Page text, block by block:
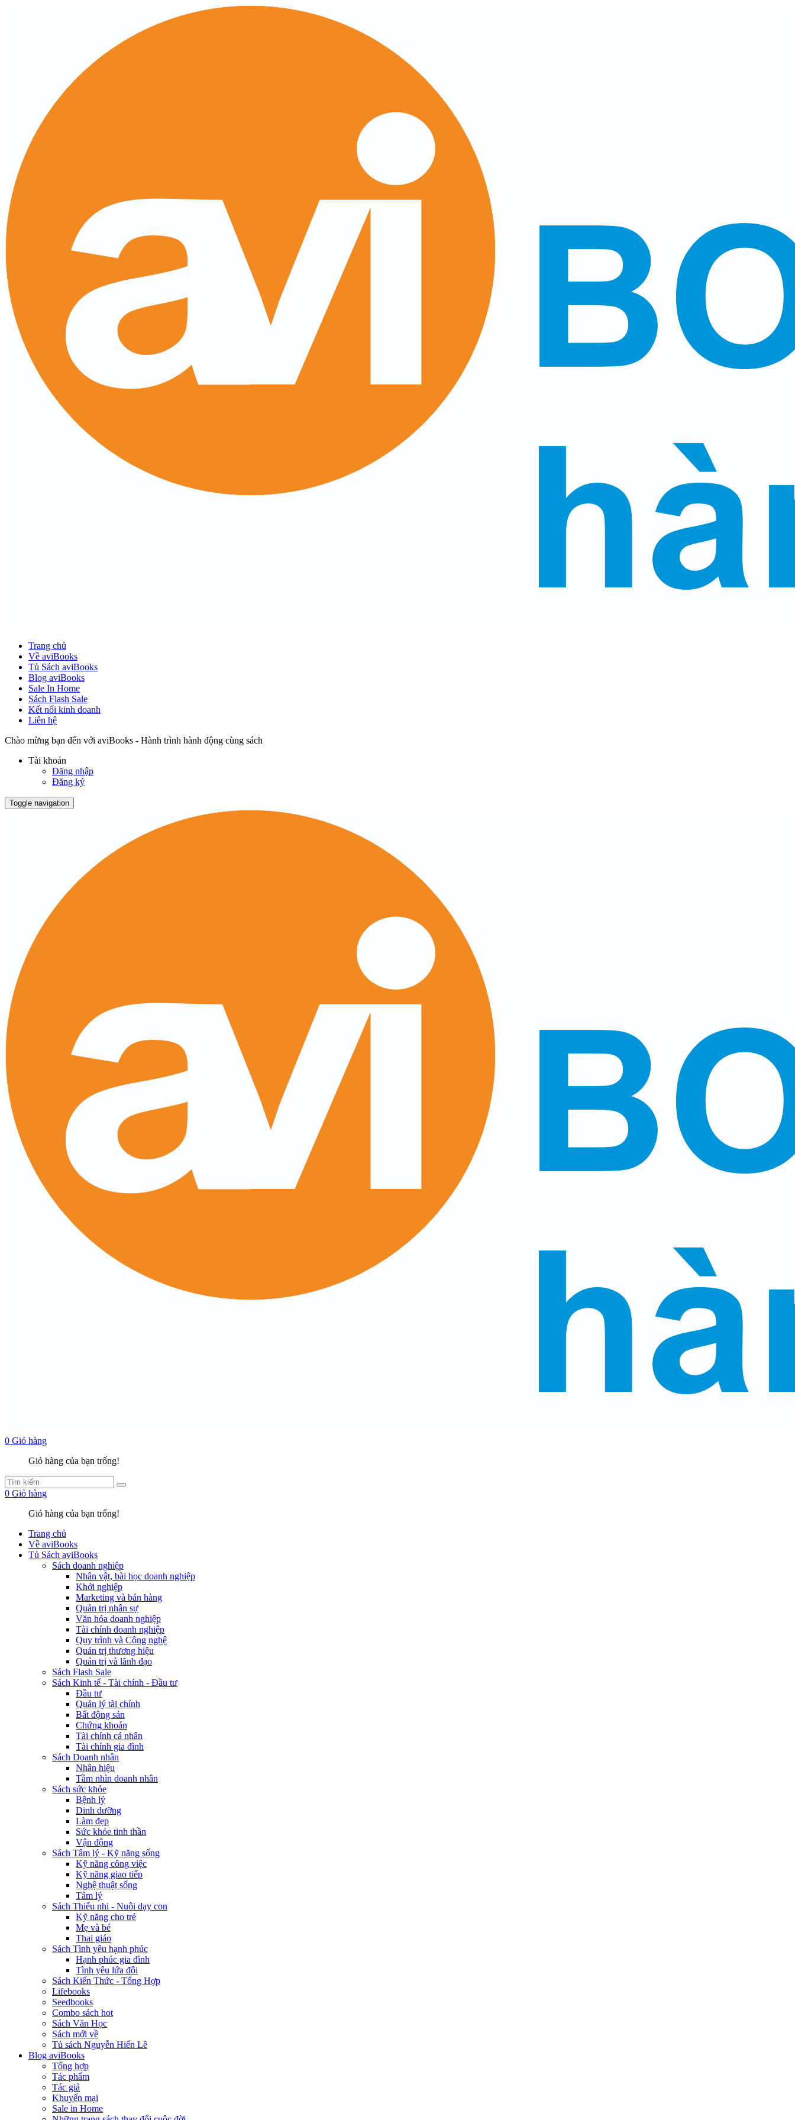
Trang chủ
Về aviBooks
Tủ Sách aviBooks
Blog aviBooks
Sale In Home
Sách Flash Sale
Kết nối kinh doanh
Liên hệ
Chào mừng bạn đến với aviBooks - Hành trình hành động cùng sách
Tài khoản
Đăng nhập
Đăng ký
Toggle navigation
0 Giỏ hàng
Giỏ hàng của bạn trống!
0 Giỏ hàng
Giỏ hàng của bạn trống!
Trang chủ
Về aviBooks
Tủ Sách aviBooks
Sách doanh nghiệp
Nhân vật, bài học doanh nghiệp
Khởi nghiệp
Marketing và bán hàng
Quản trị nhân sự
Văn hóa doanh nghiệp
Tài chính doanh nghiệp
Quy trình và Công nghệ
Quản trị thương hiệu
Quản trị và lãnh đạo
Sách Flash Sale
Sách Kinh tế - Tài chính - Đầu tư
Đầu tư
Quản lý tài chính
Bất động sản
Chứng khoán
Tài chính cá nhân
Tài chính gia đình
Sách Doanh nhân
Nhân hiệu
Tầm nhìn doanh nhân
Sách sức khỏe
Bệnh lý
Dinh dưỡng
Làm đẹp
Sức khỏe tinh thần
Vận động
Sách Tâm lý - Kỹ năng sống
Kỹ năng công việc
Kỹ năng giao tiếp
Nghệ thuật sống
Tâm lý
Sách Thiếu nhi - Nuôi dạy con
Kỹ năng cho trẻ
Mẹ và bé
Thai giáo
Sách Tình yêu hạnh phúc
Hạnh phúc gia đình
Tình yêu lứa đôi
Sách Kiến Thức - Tổng Hợp
Lifebooks
Seedbooks
Combo sách hot
Sách Văn Học
Sách mới về
Tủ sách Nguyễn Hiến Lê
Blog aviBooks
Tổng hợp
Tác phẩm
Tác giả
Khuyến mại
Sale in Home